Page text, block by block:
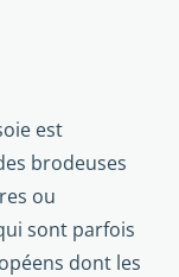
est
brodeuses
ou
sont par­fois
dont les